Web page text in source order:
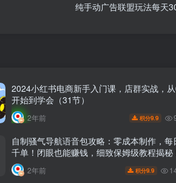
纯手动广告联盟玩法每天
2024小红书电商新手入门课，店群实战，
开始到学会（31节）
2年前 积分9.9
自制骚气导航语音包攻略：零成本制作，每
千单！闭眼也能赚钱，细致保姆级教程揭秘
2年前 积分9.9